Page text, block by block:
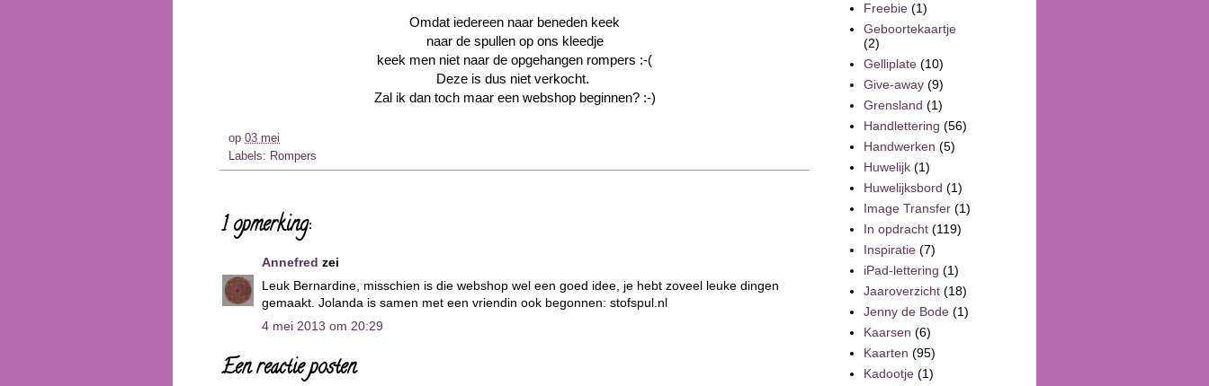
Omdat iedereen naar beneden keek
naar de spullen op ons kleedje
keek men niet naar de opgehangen rompers :-(
Deze is dus niet verkocht.
Zal ik dan toch maar een webshop beginnen? :-)
op 03 mei
Labels: Rompers
1 opmerking:
Annefred zei
Leuk Bernardine, misschien is die webshop wel een goed idee, je hebt zoveel leuke dingen
gemaakt. Jolanda is samen met een vriendin ook begonnen: stofspul.nl
4 mei 2013 om 20:29
Een reactie posten
Freebie (1)
Geboortekaartje
(2)
Gelliplate (10)
Give-away (9)
Grensland (1)
Handlettering (56)
Handwerken (5)
Huwelijk (1)
Huwelijksbord (1)
Image Transfer (1)
In opdracht (119)
Inspiratie (7)
iPad-lettering (1)
Jaaroverzicht (18)
Jenny de Bode (1)
Kaarsen (6)
Kaarten (95)
Kadootje (1)